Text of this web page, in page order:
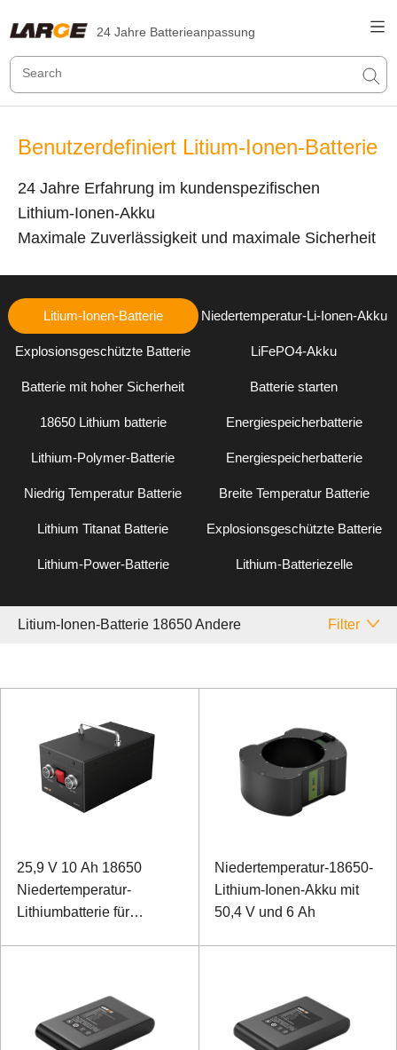
24 Jahre Batterieanpassung
Benutzerdefiniert Litium-Ionen-Batterie
24 Jahre Erfahrung im kundenspezifischen
Lithium-Ionen-Akku
Maximale Zuverlässigkeit und maximale Sicherheit
Litium-Ionen-Batterie Niedertemperatur-Li-Ionen-Akku
Explosionsgeschützte Batterie LiFePO4-Akku
Batterie mit hoher Sicherheit Batterie starten
18650 Lithium batterie Energiespeicherbatterie
Lithium-Polymer-Batterie Energiespeicherbatterie
Niedrig Temperatur Batterie Breite Temperatur Batterie
Lithium Titanat Batterie Explosionsgeschützte Batterie
Lithium-Power-Batterie Lithium-Batteriezelle
Litium-Ionen-Batterie 18650 Andere Filter
25,9 V 10 Ah 18650
Niedertemperatur-
Lithiumbatterie für
Niedertemperatur-18650-
Lithium-Ionen-Akku mit
50,4 V und 6 Ah